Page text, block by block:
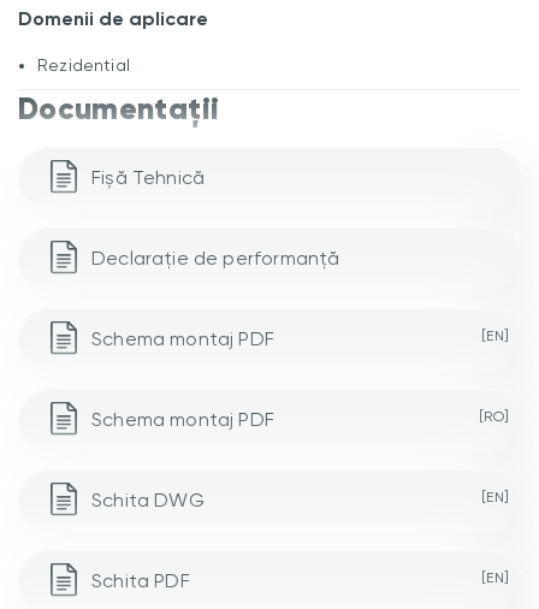
Domenii de aplicare
Rezidential
Documentații
Fișă Tehnică
Declarație de performanță
Schema montaj PDF [EN]
Schema montaj PDF [RO]
Schita DWG [EN]
Schita PDF [EN]